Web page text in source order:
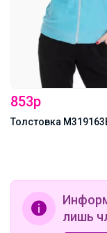
853р
Толстовка
лишь